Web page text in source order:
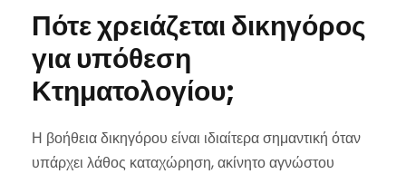
Πότε χρειάζεται δικηγόρος
για υπόθεση
Κτηματολογίου;
Η βοήθεια δικηγόρου είναι ιδιαίτερα σημαντική όταν
υπάρχει λάθος καταχώρηση, ακίνητο αγνώστου